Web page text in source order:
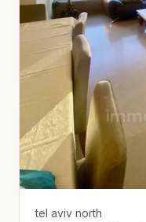
tel aviv north